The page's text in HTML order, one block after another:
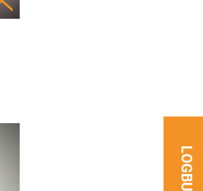
LOGBUCH